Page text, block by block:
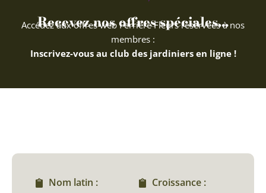
Recevez nos offres spéciales...
Accédez aux offres web Ferriere Fleurs réservées à nos
membres :
Inscrivez-vous au club des jardiniers en ligne !
Nom latin :
Croissance :